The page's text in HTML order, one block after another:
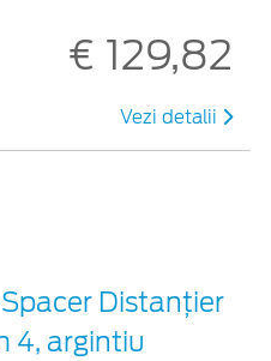
€ 129,82
Vezi detalii
Distanțier
4, argintiu